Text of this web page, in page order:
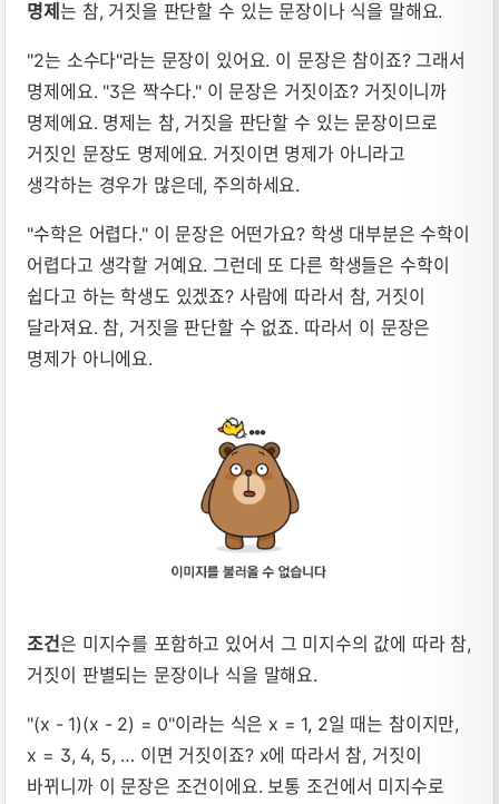
명제는 참, 거짓을 판단할 수 있는 문장이나 식을 말해요.
"2는 소수다"라는 문장이 있어요. 이 문장은 참이죠? 그래서
명제에요. "3은 짝수다." 이 문장은 거짓이죠? 거짓이니까
명제에요. 명제는 참, 거짓을 판단할 수 있는 문장이므로
거짓인 문장도 명제에요. 거짓이면 명제가 아니라고
생각하는 경우가 많은데, 주의하세요.
"수학은 어렵다." 이 문장은 어떤가요? 학생 대부분은 수학이
어렵다고 생각할 거예요. 그런데 또 다른 학생들은 수학이
쉽다고 하는 학생도 있겠죠? 사람에 따라서 참, 거짓이
달라져요. 참, 거짓을 판단할 수 없죠. 따라서 이 문장은
명제가 아니에요.
조건은 미지수를 포함하고 있어서 그 미지수의 값에 따라 참,
거짓이 판별되는 문장이나 식을 말해요.
"(x - 1)(x - 2) = 0"이라는 식은 x = 1, 2일 때는 참이지만,
x = 3, 4, 5, … 이면 거짓이죠? x에 따라서 참, 거짓이
바뀌니까 이 문장은 조건이에요. 보통 조건에서 미지수로